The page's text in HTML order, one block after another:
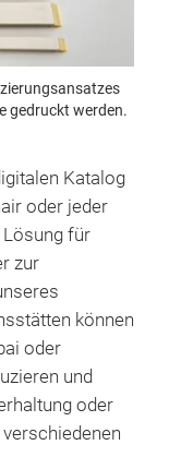
gedruckt werden.
Katalog
oder jeder
für
zur
können
oder
und
oder
verschiedenen